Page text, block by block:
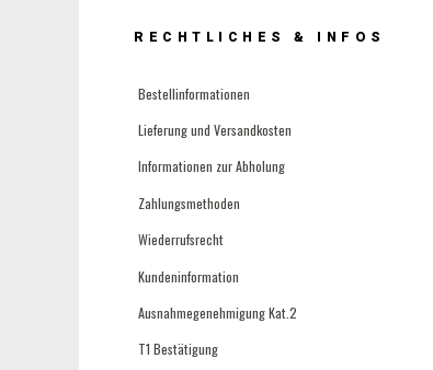
RECHTLICHES & INFOS
Bestellinformationen
Lieferung und Versandkosten
Informationen zur Abholung
Zahlungsmethoden
Wiederrufsrecht
Kundeninformation
Ausnahmegenehmigung Kat.2
T1 Bestätigung